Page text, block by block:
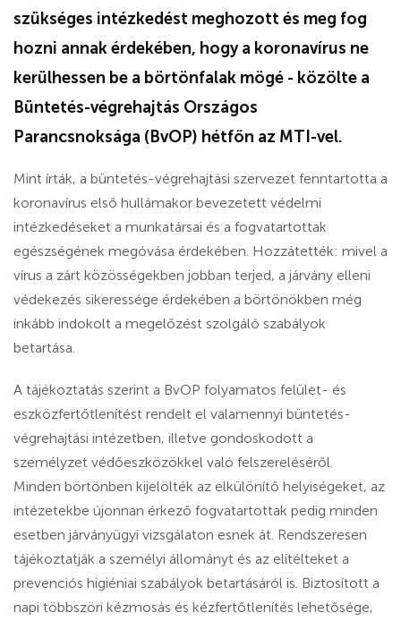
szükséges intézkedést meghozott és meg fog
hozni annak érdekében, hogy a koronavírus ne
kerülhessen be a börtönfalak mögé - közölte a
Büntetés-végrehajtás Országos
Parancsnoksága (BvOP) hétfőn az MTI-vel.
Mint írták, a büntetés-végrehajtási szervezet fenntartotta a
koronavírus első hullámakor bevezetett védelmi
intézkedéseket a munkatársai és a fogvatartottak
egészségének megóvása érdekében. Hozzátették: mivel a
vírus a zárt közösségekben jobban terjed, a járvány elleni
védekezés sikeressége érdekében a börtönökben még
inkább indokolt a megelőzést szolgáló szabályok
betartása.
A tájékoztatás szerint a BvOP folyamatos felület- és
eszközfertőtlenítést rendelt el valamennyi büntetés-
végrehajtási intézetben, illetve gondoskodott a
személyzet védőeszközökkel való felszereléséről.
Minden börtönben kijelölték az elkülönítő helyiségeket, az
intézetekbe újonnan érkező fogvatartottak pedig minden
esetben járványügyi vizsgálaton esnek át. Rendszeresen
tájékoztatják a személyi állományt és az elítélteket a
prevenciós higiéniai szabályok betartásáról is. Biztosított a
napi többszöri kézmosás és kézfertőtlenítés lehetősége,